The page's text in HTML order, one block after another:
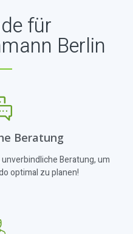
für
Berlin
Beratung
Beratung, um
optimal zu planen!